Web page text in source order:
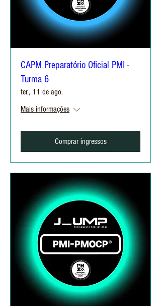
CAPM Preparatório Oficial PMI -
Turma 6
ter., 11 de ago.
Mais informações
Comprar ingressos